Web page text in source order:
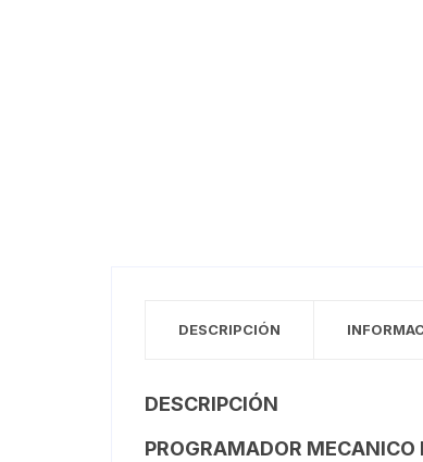
DESCRIPCIÓN
DESCRIPCIÓN
PROGRAMADOR MECANICO